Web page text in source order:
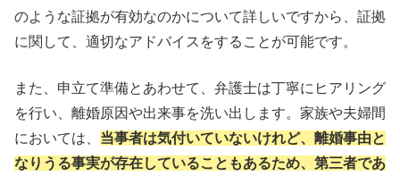
のような証拠が有効なのかについて詳しいですから、証拠
に関して、適切なアドバイスをすることが可能です。
また、申立て準備とあわせて、弁護士は丁寧にヒアリング
を行い、離婚原因や出来事を洗い出します。家族や夫婦間
においては、 当事者は気付いていないけれど、離婚事由と
なりうる事実が存在していることもあるため、第三者であ